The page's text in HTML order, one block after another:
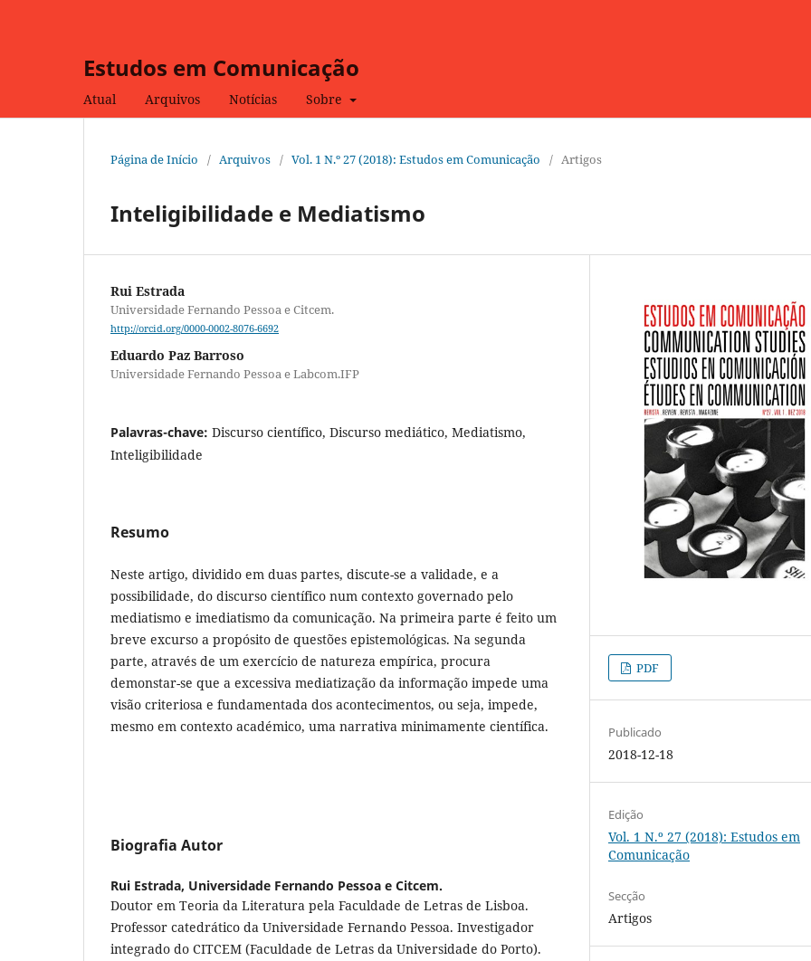
Estudos em Comunicação
Atual Arquivos Notícias Sobre
Página de Início / Arquivos / Vol. 1 N.º 27 (2018): Estudos em Comunicação / Artigos
Inteligibilidade e Mediatismo
Rui Estrada
Universidade Fernando Pessoa e Citcem.
http://orcid.org/0000-0002-8076-6692
Eduardo Paz Barroso
Universidade Fernando Pessoa e Labcom.IFP
Palavras-chave: Discurso científico, Discurso mediático, Mediatismo,
Inteligibilidade
Resumo
Neste artigo, dividido em duas partes, discute-se a validade, e a
possibilidade, do discurso científico num contexto governado pelo
mediatismo e imediatismo da comunicação. Na primeira parte é feito um
breve excurso a propósito de questões epistemológicas. Na segunda
parte, através de um exercício de natureza empírica, procura
demonstar-se que a excessiva mediatização da informação impede uma
visão criteriosa e fundamentada dos acontecimentos, ou seja, impede,
mesmo em contexto académico, uma narrativa minimamente científica.
Biografia Autor
Rui Estrada, Universidade Fernando Pessoa e Citcem.
Doutor em Teoria da Literatura pela Faculdade de Letras de Lisboa.
Professor catedrático da Universidade Fernando Pessoa. Investigador
integrado do CITCEM (Faculdade de Letras da Universidade do Porto).
PDF
Publicado
2018-12-18
Edição
Vol. 1 N.º 27 (2018): Estudos em
Comunicação
Secção
Artigos